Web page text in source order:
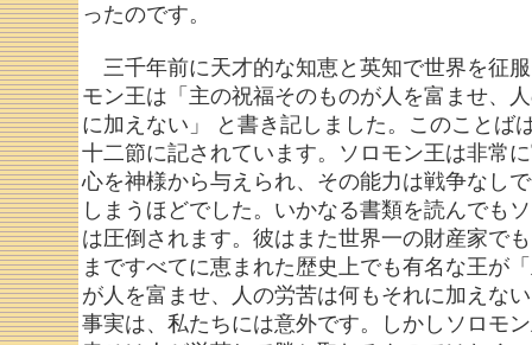
ったのです。
三千年前に天才的な知恵と英知で世界を征
モン王は「主の祝福そのものが人を富ませ、
に加えない」 と書き記しました。このことば
十二節に記されています。ソロモン王は非常
心を神様から与えられ、その能力は戦争なし
しまうほどでした。いかなる書類を読んでも
は圧倒されます。彼はまた世界一の財産家で
まですべてに恵まれた歴史上でも有名な王が
が人を富ませ、人の労苦は何もそれに加えな
事実は、私たちには意外です。しかしソロモ